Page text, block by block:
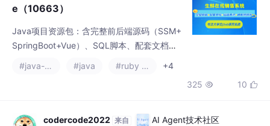
e（10663）
Java项目资源包：含完整前后端源码（SSM+
SpringBoot+Vue）、SQL脚本、配套文档
说明。技术栈涵盖Java、JSP、MySQL，支
（98字）
#java
+4
325  10 
codercode2022 来自 AI Agent技术社区